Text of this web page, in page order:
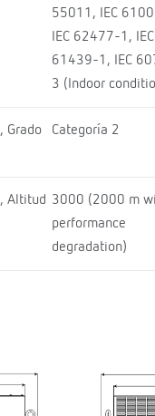
55011, IEC
IEC 62477-1, IEC
61439-1, IEC
3 (Indoor
Grado
Categoría 2
Altitud 3000 (2000 m
performance
degradation)